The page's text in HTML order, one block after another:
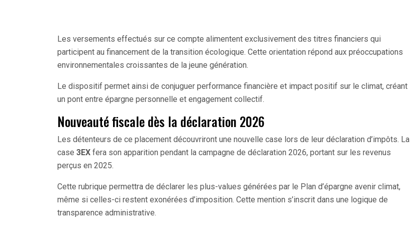
Les versements effectués sur ce compte alimentent exclusivement des titres financiers qui
participent au financement de la transition écologique. Cette orientation répond aux préoccupations
environnementales croissantes de la jeune génération.
Le dispositif permet ainsi de conjuguer performance financière et impact positif sur le climat, créant
un pont entre épargne personnelle et engagement collectif.
Nouveauté fiscale dès la déclaration 2026
Les détenteurs de ce placement découvriront une nouvelle case lors de leur déclaration d’impôts. La
case 3EX fera son apparition pendant la campagne de déclaration 2026, portant sur les revenus
perçus en 2025.
Cette rubrique permettra de déclarer les plus-values générées par le Plan d’épargne avenir climat,
même si celles-ci restent exonérées d’imposition. Cette mention s’inscrit dans une logique de
transparence administrative.